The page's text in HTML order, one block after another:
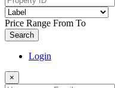
Price Range From To
Search
Login
×